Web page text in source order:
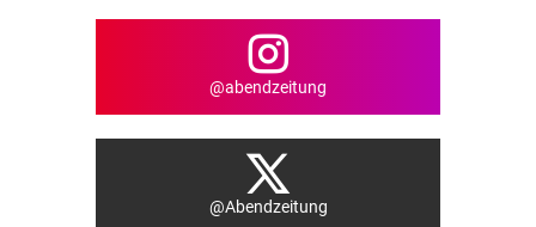
@abendzeitung
@Abendzeitung